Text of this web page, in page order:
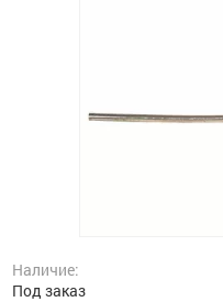
Наличие:
Под заказ